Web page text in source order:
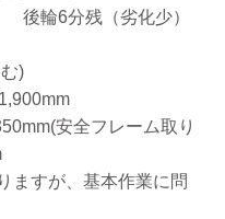
後輪6分残（劣化少）
)
安全フレーム取り
ますが、基本作業に問